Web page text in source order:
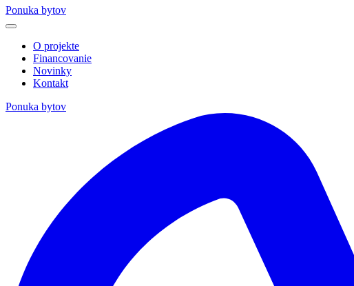
Ponuka bytov
O projekte
Financovanie
Novinky
Kontakt
Ponuka bytov